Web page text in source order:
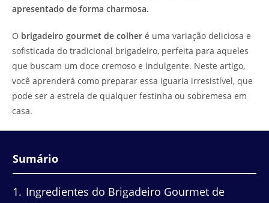
apresentado de forma charmosa.
O brigadeiro gourmet de colher é uma variação deliciosa e
sofisticada do tradicional brigadeiro, perfeita para aqueles
que buscam um doce cremoso e indulgente. Neste artigo,
você aprenderá como preparar essa iguaria irresistível, que
pode ser a estrela de qualquer festinha ou sobremesa em
casa.
Sumário
1
Ingredientes do Brigadeiro Gourmet de